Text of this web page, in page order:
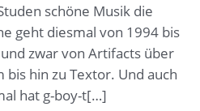
schöne Musik die
geht diesmal von 1994 bis
zwar von Artifacts über
bis hin zu Textor. Und auch
hat g-boy-t[…]